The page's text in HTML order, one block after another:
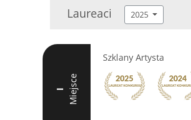
Laureaci 2025
I Miejsce
Szklany Artysta